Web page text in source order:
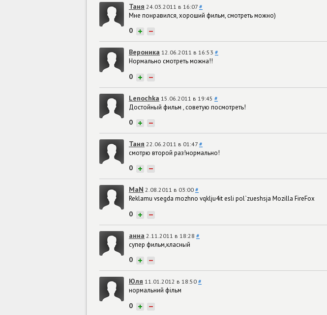
Таня 24.03.2011 в 16:07 #
Мне понравился, хороший фильм, смотреть можно)
0 + −
Вероника 12.06.2011 в 16:53 #
Нормально смотреть можна!!
0 + −
Lenochka 15.06.2011 в 19:45 #
Достойный фильм , советую посмотреть!
0 + −
Таня 22.06.2011 в 01:47 #
смотрю второй раз!нормально!
0 + −
MaN 2.08.2011 в 03:00 #
Reklamu vsegda mozhno vqklju4it esli pol`zueshsja Mozilla FireFox
0 + −
анна 2.11.2011 в 18:28 #
супер фильм,класный
0 + −
Юля 11.01.2012 в 18:50 #
нормальний фільм
0 + −